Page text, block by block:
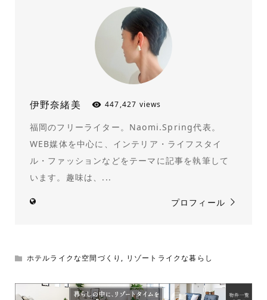
伊野奈緒美 447,427 views
福岡のフリーライター。Naomi.Spring代表。
WEB媒体を中心に、インテリア・ライフスタイ
ル・ファッションなどをテーマに記事を執筆して
います。趣味は、...
プロフィール
ホテルライクな空間づくり , リゾートライクな暮らし